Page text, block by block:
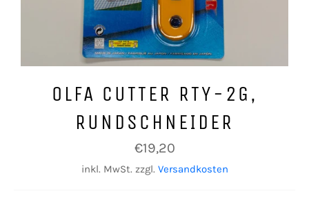
OLFA CUTTER RTY-2G,
RUNDSCHNEIDER
Normaler
Preis
€19,20
inkl. MwSt. zzgl. Versandkosten